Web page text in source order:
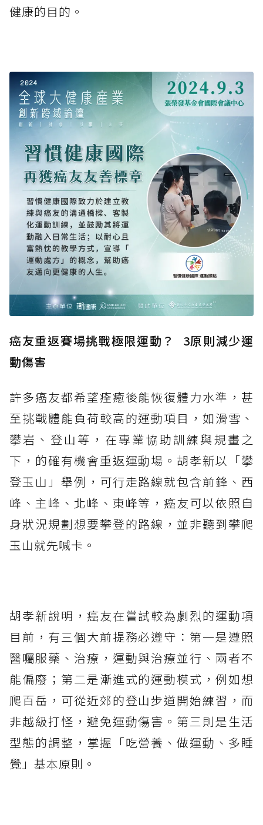
健康的目的。
癌友重返賽場挑戰極限運動？ 3原則減少運
動傷害
許多癌友都希望痊癒後能恢復體力水準，甚
至挑戰體能負荷較高的運動項目，如滑雪、
攀岩、登山等，在專業協助訓練與規畫之
下，的確有機會重返運動場。胡孝新以「攀
登玉山」舉例，可行走路線就包含前鋒、西
峰、主峰、北峰、東峰等，癌友可以依照自
身狀況規劃想要攀登的路線，並非聽到攀爬
玉山就先喊卡。
胡孝新說明，癌友在嘗試較為劇烈的運動項
目前，有三個大前提務必遵守：第一是遵照
醫囑服藥、治療，運動與治療並行、兩者不
能偏廢；第二是漸進式的運動模式，例如想
爬百岳，可從近郊的登山步道開始練習，而
非越級打怪，避免運動傷害。第三則是生活
型態的調整，掌握「吃營養、做運動、多睡
覺」基本原則。